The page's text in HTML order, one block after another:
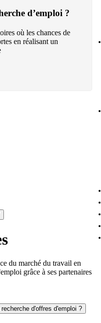
d’emploi ?
où les chances de
en réalisant un
du marché du travail en
grâce à ses partenaires
d'offres d'emploi ?